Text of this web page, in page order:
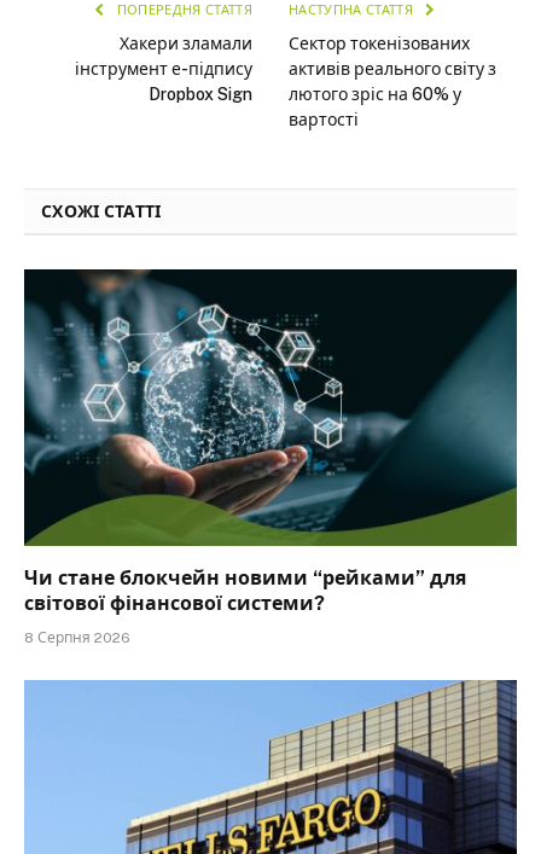
ПОПЕРЕДНЯ СТАТТЯ
Хакери зламали
інструмент е-підпису
Dropbox Sign
НАСТУПНА СТАТТЯ
Сектор токенізованих
активів реального світу з
лютого зріс на 60% у
вартості
СХОЖІ СТАТТІ
Чи стане блокчейн новими “рейками” для
світової фінансової системи?
8 Серпня 2026